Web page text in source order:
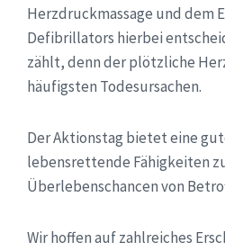
Herzdruckmassage und dem
Defibrillators hierbei
zählt, denn der plötzliche
häufigsten Todesursachen.
Der Aktionstag bietet eine
lebensrettende Fähigkeiten
Überlebenschancen von
Wir hoffen auf zahlreiches